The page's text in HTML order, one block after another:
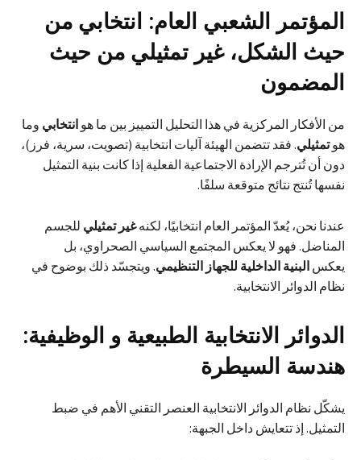
المؤتمر الشعبي العام: انتخابي من
حيث الشكل، غير تمثيلي من حيث
المضمون
من الأفكار المركزية في هذا التحليل التمييز بين ما هو انتخابي وما
هوتمثيلي. فقد تتضمن الهيئة آليات انتخابية (تصويت، سرية، فرز)،
دون أن تُترجم الإرادة الاجتماعية الفعلية إذا كانت بنية التمثيل
نفسها تُنتج نتائج متوقعة سلفًا.
عندنا نحن، يُعدّ المؤتمر العام انتخابيًا، لكنهغير تمثيلي للجسم
المناضل. فهو لا يعكس المجتمع السياسي الصحراوي، بل
يعكس البنية الداخلية للجهاز التنظيمي. ويتجسّد ذلك بوضوح في
نظام الدوائر الانتخابية.
الدوائر الانتخابية الطبيعية و الوظيفية:
هندسة السيطرة
يشكّل نظام الدوائر الانتخابية العنصر التقني الأهم في ضبط
التمثيل. إذ تتعايش داخل الجبهة: